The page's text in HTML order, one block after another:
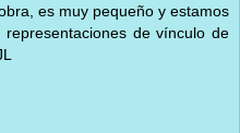
es muy pequeño y estamos
de vínculo de